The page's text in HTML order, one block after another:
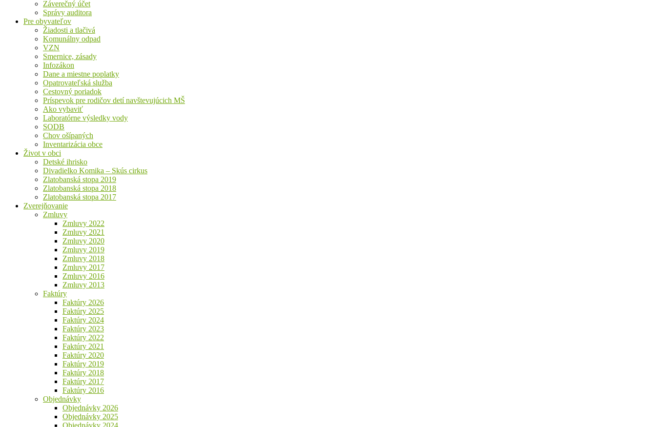
Záverečný účet
Správy auditora
Pre obyvateľov
Žiadosti a tlačivá
Komunálny odpad
VZN
Smernice, zásady
Infozákon
Dane a miestne poplatky
Opatrovateľská služba
Cestovný poriadok
Príspevok pre rodičov detí navštevujúcich MŠ
Ako vybaviť
Laboratórne výsledky vody
SODB
Chov ošípaných
Inventarizácia obce
Život v obci
Detské ihrisko
Divadielko Komika – Skús cirkus
Zlatobanská stopa 2019
Zlatobanská stopa 2018
Zlatobanská stopa 2017
Zverejňovanie
Zmluvy
Zmluvy 2022
Zmluvy 2021
Zmluvy 2020
Zmluvy 2019
Zmluvy 2018
Zmluvy 2017
Zmluvy 2016
Zmluvy 2013
Faktúry
Faktúry 2026
Faktúry 2025
Faktúry 2024
Faktúry 2023
Faktúry 2022
Faktúry 2021
Faktúry 2020
Faktúry 2019
Faktúry 2018
Faktúry 2017
Faktúry 2016
Objednávky
Objednávky 2026
Objednávky 2025